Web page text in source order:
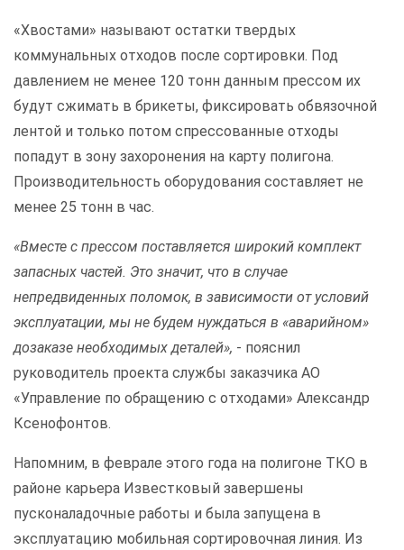
«Хвостами» называют остатки твердых
коммунальных отходов после сортировки. Под
давлением не менее 120 тонн данным прессом их
будут сжимать в брикеты, фиксировать обвязочной
лентой и только потом спрессованные отходы
попадут в зону захоронения на карту полигона.
Производительность оборудования составляет не
менее 25 тонн в час.
«Вместе с прессом поставляется широкий комплект
запасных частей. Это значит, что в случае
непредвиденных поломок, в зависимости от условий
эксплуатации, мы не будем нуждаться в «аварийном»
дозаказе необходимых деталей», - пояснил
руководитель проекта службы заказчика АО
«Управление по обращению с отходами» Александр
Ксенофонтов.
Напомним, в феврале этого года на полигоне ТКО в
районе карьера Известковый завершены
пусконаладочные работы и была запущена в
эксплуатацию мобильная сортировочная линия. Из